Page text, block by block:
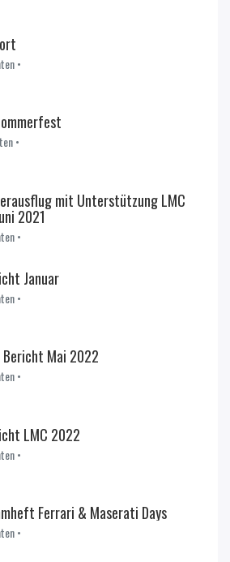
•
•
mit Unterstützung LMC
2021
•
Januar
•
Mai 2022
•
LMC 2022
•
Ferrari & Maserati Days
•